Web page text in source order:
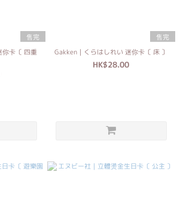
售完
卡〔 四重
售完
Gakken｜くらはしれい 迷你卡〔 床 〕
HK$28.00